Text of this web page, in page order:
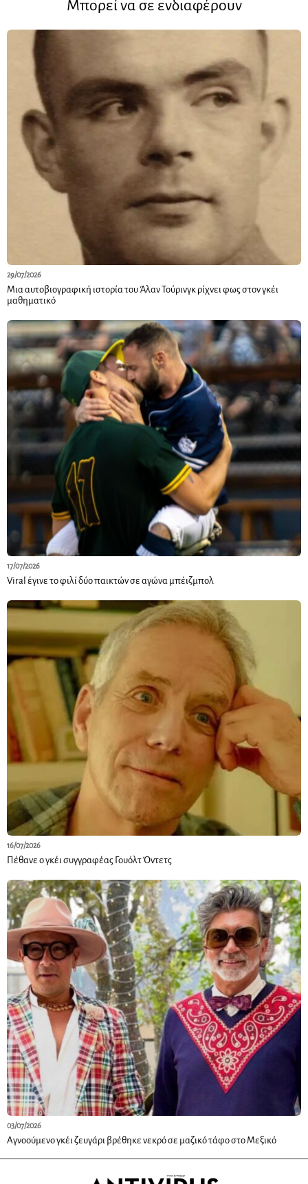
Μπορεί να σε ενδιαφέρουν
29/07/2026
Μια αυτοβιογραφική ιστορία του Άλαν Τούρινγκ ρίχνει φως στον γκέι
μαθηματικό
17/07/2026
Viral έγινε το φιλί δύο παικτών σε αγώνα μπέιζμπολ
16/07/2026
Πέθανε ο γκέι συγγραφέας Γουόλτ Όντετς
03/07/2026
Αγνοούμενο γκέι ζευγάρι βρέθηκε νεκρό σε μαζικό τάφο στο Μεξικό